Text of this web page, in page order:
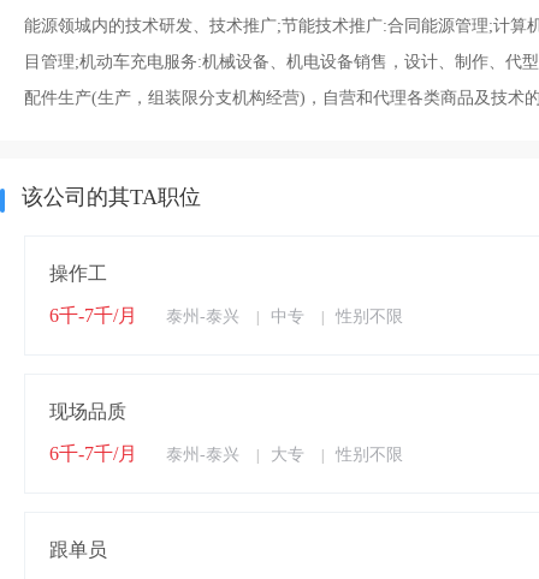
能源领城内的技术研发、技术推广;节能技术推广:合同能源管理;计
目管理;机动车充电服务:机械设备、机电设备销售，设计、制作、代
配件生产(生产，组装限分支机构经营)，自营和代理各类商品及技术
该公司的其TA职位
操作工
6千-7千/月 泰州-泰兴 中专 性别不限
现场品质
6千-7千/月 泰州-泰兴 大专 性别不限
跟单员